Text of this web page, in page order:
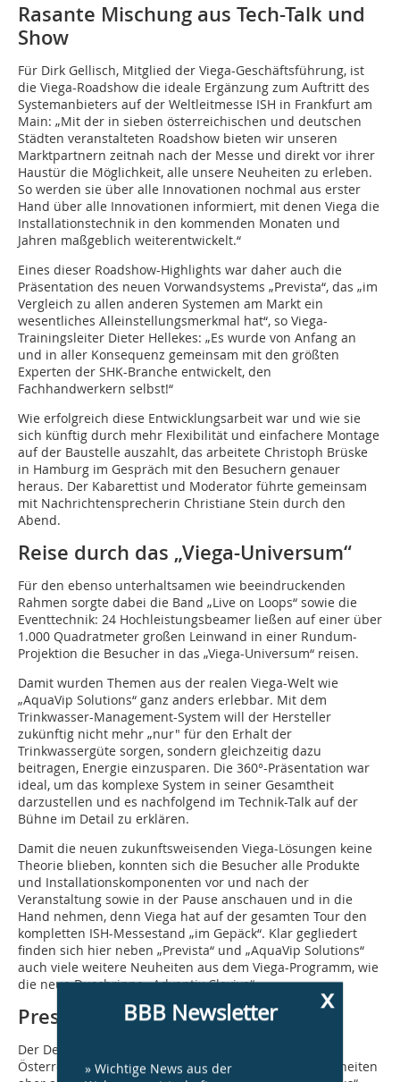
Rasante Mischung aus Tech-Talk und
Show
Für Dirk Gellisch, Mitglied der Viega-Geschäftsführung, ist
die Viega-Roadshow die ideale Ergänzung zum Auftritt des
Systemanbieters auf der Weltleitmesse ISH in Frankfurt am
Main: „Mit der in sieben österreichischen und deutschen
Städten veranstalteten Roadshow bieten wir unseren
Marktpartnern zeitnah nach der Messe und direkt vor ihrer
Haustür die Möglichkeit, alle unsere Neuheiten zu erleben.
So werden sie über alle Innovationen nochmal aus erster
Hand über alle Innovationen informiert, mit denen Viega die
Installationstechnik in den kommenden Monaten und
Jahren maßgeblich weiter­entwickelt.“
Eines dieser Roadshow-Highlights war daher auch die
Präsentation des neuen Vorwandsystems „Prevista“, das „im
Vergleich zu allen anderen Systemen am Markt ein
wesentliches Alleinstellungsmerkmal hat“, so Viega-
Trainingsleiter Dieter Hellekes: „Es wurde von Anfang an
und in aller Konsequenz gemeinsam mit den größten
Experten der SHK-Branche entwickelt, den
Fachhandwerkern selbst!“
Wie erfolgreich diese Entwicklungsarbeit war und wie sie
sich künftig durch mehr Flexibilität und einfachere Montage
auf der Baustelle auszahlt, das arbeitete Christoph Brüske
in Hamburg im Gespräch mit den Besuchern genauer
heraus. Der Kabarettist und Moderator führte gemeinsam
mit Nachrichtensprecherin Christiane Stein durch den
Abend.
Reise durch das „Viega-Universum“
Für den ebenso unterhaltsamen wie beeindruckenden
Rahmen sorgte dabei die Band „Live on Loops“ sowie die
Eventtechnik: 24 Hochleistungsbeamer ließen auf einer über
1.000 Quadratmeter großen Leinwand in einer Rundum-
Projektion die Besucher in das „Viega-Universum“ reisen.
Damit wurden Themen aus der realen Viega-Welt wie
„AquaVip Solutions“ ganz anders erlebbar. Mit dem
Trinkwasser-Management-System will der Hersteller
zukünftig nicht mehr „nur" für den Erhalt der
Trinkwassergüte sorgen, sondern gleichzeitig dazu
beitragen, Energie einzusparen. Die 360°-Präsentation war
ideal, um das komplexe System in seiner Gesamtheit
darzustellen und es nachfolgend im Technik-Talk auf der
Bühne im Detail zu erklären.
Damit die neuen zukunftsweisenden Viega-Lösungen keine
Theorie blieben, konnten sich die Besucher alle Produkte
und Installationskomponenten vor und nach der
Veranstaltung sowie in der Pause anschauen und in die
Hand nehmen, denn Viega hat auf der gesamten Tour den
kompletten ISH-Messestand „im Gepäck“. Klar gegliedert
finden sich hier neben „Prevista“ und „AquaVip Solutions“
auch viele weitere Neuheiten aus dem Viega-Programm, wie
die neue Duschrinne „Advantix Cleviva“.
Presswerkzeug feiert Premiere
Der Deutschland-Auftakt der Roadshow-Tour durch
Österreich und Deutschland bot neben allen ISH-Neuheiten
x
BBB Newsletter
» Wichtige News aus der